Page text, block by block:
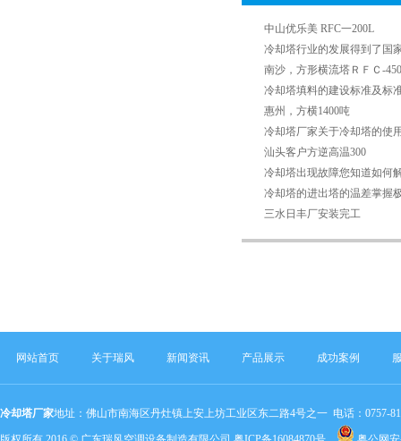
中山优乐美 RFC一200L
冷却塔行业的发展得到了国
南沙，方形横流塔ＲＦＣ-
冷却塔填料的建设标准及标
惠州，方横1400吨
冷却塔厂家关于冷却塔的使
汕头客户方逆高温300
冷却塔出现故障您知道如何
冷却塔的进出塔的温差掌握
三水日丰厂安装完工
网站首页 关于瑞风 新闻资讯 产品展示 成功案例
冷却塔厂家地址：佛山市南海区丹灶镇上安上坊工业区东二路4号之一 电话：0757-